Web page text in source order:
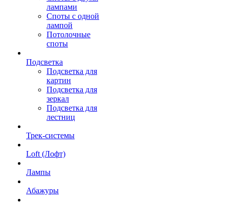
лампами
Споты с одной
лампой
Потолочные
споты
Подсветка
Подсветка для
картин
Подсветка для
зеркал
Подсветка для
лестниц
Трек-системы
Loft (Лофт)
Лампы
Абажуры